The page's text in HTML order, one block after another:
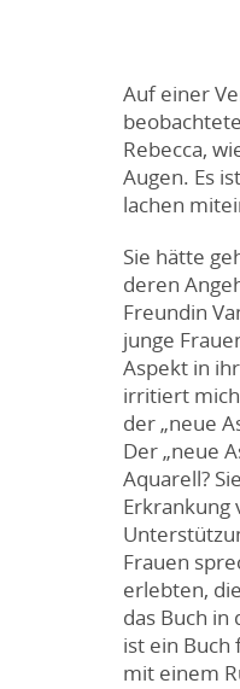
Auf einer
Rebecca,
Augen. Es
lachen
Sie hätte
deren
Freundin
junge
Aspekt in
irritiert mich
der „neue
Der „neue
Aquarell?
Erkrankung
Frauen
erlebten,
das Buch
ist ein
mit einem